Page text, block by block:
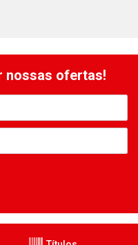
nossas ofertas!